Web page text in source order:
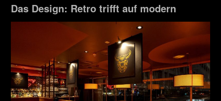
Das Design: Retro trifft auf modern